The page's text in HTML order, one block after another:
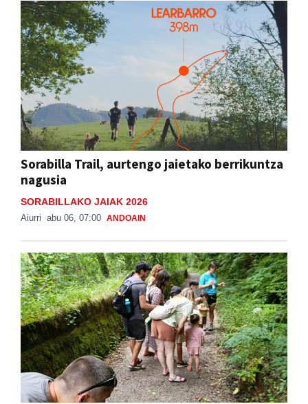
Sorabilla Trail, aurtengo jaietako berrikuntza
nagusia
SORABILLAKO JAIAK 2026
Aiurri abu 06, 07:00 ANDOAIN